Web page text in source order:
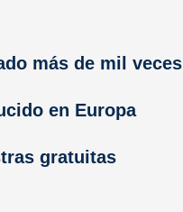
más de mil veces
en Europa
gratuitas